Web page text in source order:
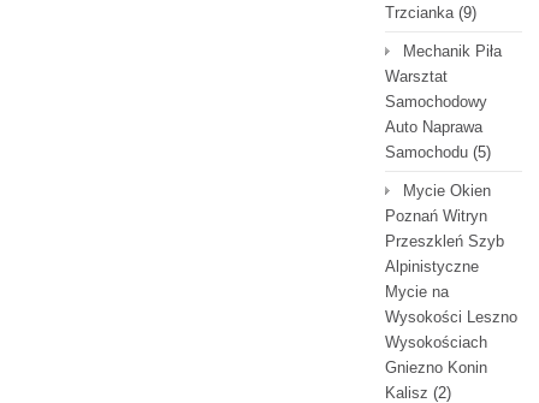
Trzcianka(9)
Mechanik Piła
Warsztat
Samochodowy
Auto Naprawa
Samochodu (5)
Mycie Okien
Poznań Witryn
Przeszkleń Szyb
Alpinistyczne
Mycie na
Wysokości Leszno
Wysokościach
Gniezno Konin
Kalisz (2)